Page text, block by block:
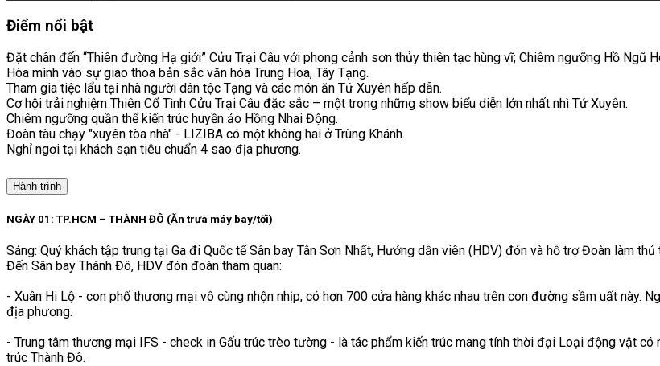
Điểm nổi bật
Đặt chân đến “Thiên đường Hạ giới” Cửu Trại Câu với phong cảnh sơn thủy thiên tạc hùng vĩ; Chiêm ngưỡng Hồ Ngũ
Hòa mình vào sự giao thoa bản sắc văn hóa Trung Hoa, Tây Tạng.
Tham gia tiệc lẩu tại nhà người dân tộc Tạng và các món ăn Tứ Xuyên hấp dẫn.
Cơ hội trải nghiệm Thiên Cổ Tình Cửu Trại Câu đặc sắc – một trong những show biểu diễn lớn nhất nhì Tứ Xuyên.
Chiêm ngưỡng quần thể kiến trúc huyền ảo Hồng Nhai Động.
Đoàn tàu chạy "xuyên tòa nhà" - LIZIBA có một không hai ở Trùng Khánh.
Nghỉ ngơi tại khách sạn tiêu chuẩn 4 sao địa phương.
Hành trình
NGÀY 01: TP.HCM – THÀNH ĐÔ (Ăn trưa máy bay/tối)
Sáng: Quý khách tập trung tại Ga đi Quốc tế Sân bay Tân Sơn Nhất, Hướng dẫn viên (HDV) đón và hỗ trợ Đoàn làm
Đến Sân bay Thành Đô, HDV đón đoàn tham quan:
- Xuân Hi Lộ - con phố thương mại vô cùng nhộn nhịp, có hơn 700 cửa hàng khác nhau trên con đường sầm uất này.
địa phương.
- Trung tâm thương mại IFS - check in Gấu trúc trèo tường - là tác phẩm kiến trúc mang tính thời đại Loại động vật
trúc Thành Đô.